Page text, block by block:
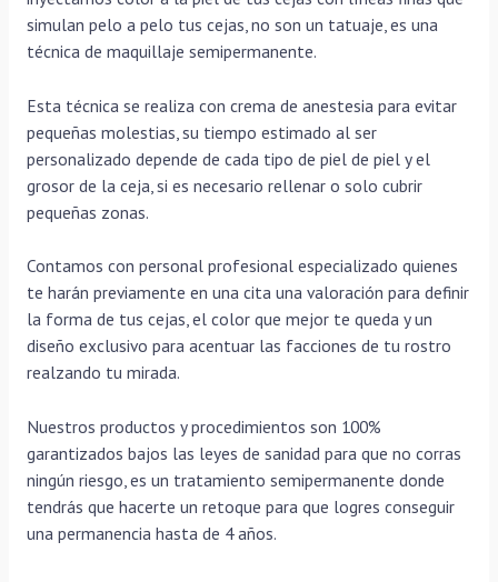
simulan pelo a pelo tus cejas, no son un tatuaje, es una
técnica de maquillaje semipermanente.
Esta técnica se realiza con crema de anestesia para evitar
pequeñas molestias, su tiempo estimado al ser
personalizado depende de cada tipo de piel de piel y el
grosor de la ceja, si es necesario rellenar o solo cubrir
pequeñas zonas.
Contamos con personal profesional especializado quienes
te harán previamente en una cita una valoración para definir
la forma de tus cejas, el color que mejor te queda y un
diseño exclusivo para acentuar las facciones de tu rostro
realzando tu mirada.
Nuestros productos y procedimientos son 100%
garantizados bajos las leyes de sanidad para que no corras
ningún riesgo, es un tratamiento semipermanente donde
tendrás que hacerte un retoque para que logres conseguir
una permanencia hasta de 4 años.